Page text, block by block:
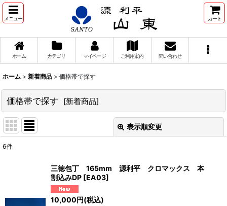
メニュー カート
ホーム カテゴリ マイページ ご利用案内 問い合わせ
ホーム > 新着商品 > 価格帯で探す
価格帯で探す [新着商品]
表示順変更
6件
三徳包丁 165mm 源利平 クロマックス 本
割込みDP [EA03]
10,000円(税込)